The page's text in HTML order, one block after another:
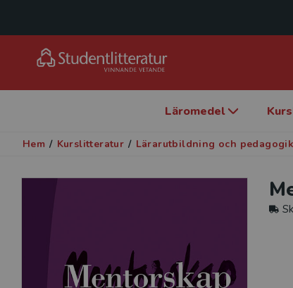
Läromedel
Hem / Kurslitteratur / Lärarutbildning och pedagogik